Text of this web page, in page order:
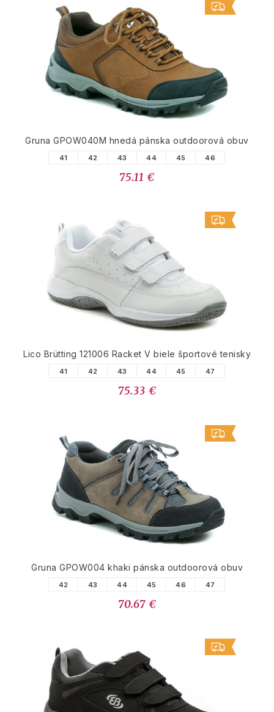
Gruna GPOW040M hnedá pánska outdoorová obuv
41 42 43 44 45 46
75.11 €
Lico Brütting 121006 Racket V biele športové tenisky
41 42 43 44 45 47
75.33 €
Gruna GPOW004 khaki pánska outdoorová obuv
42 43 44 45 46 47
70.67 €